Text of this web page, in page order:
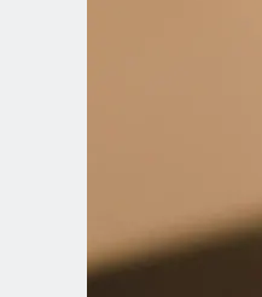
Italian